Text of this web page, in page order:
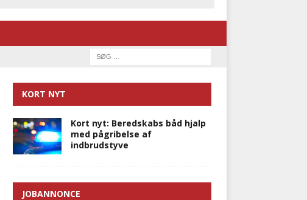
KORT NYT
Kort nyt: Beredskabs båd hjalp
med pågribelse af
indbrudstyve
JOBANNONCE